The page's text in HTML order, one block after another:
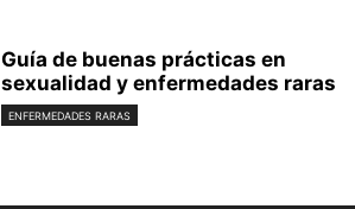
Guía de buenas prácticas en
sexualidad y enfermedades raras
ENFERMEDADES RARAS